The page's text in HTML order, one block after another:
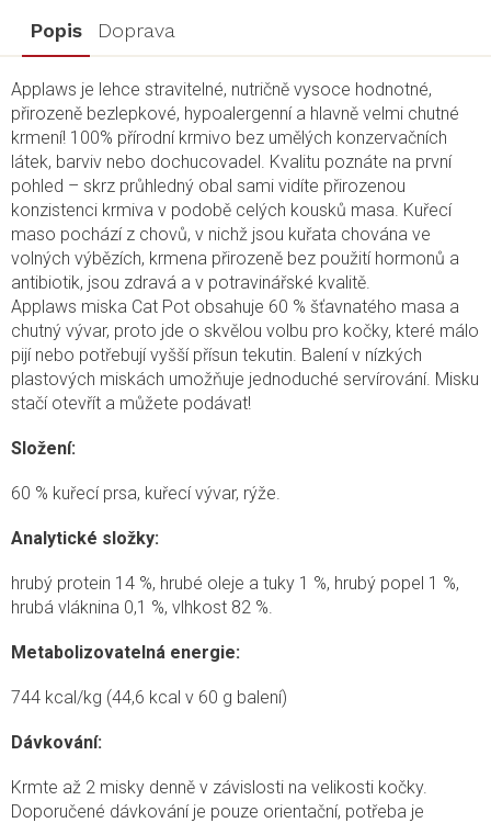
Popis Doprava
Applaws je lehce stravitelné, nutričně vysoce hodnotné,
přirozeně bezlepkové, hypoalergenní a hlavně velmi chutné
krmení! 100% přírodní krmivo bez umělých konzervačních
látek, barviv nebo dochucovadel. Kvalitu poznáte na první
pohled – skrz průhledný obal sami vidíte přirozenou
konzistenci krmiva v podobě celých kousků masa. Kuřecí
maso pochází z chovů, v nichž jsou kuřata chována ve
volných výbězích, krmena přirozeně bez použití hormonů a
antibiotik, jsou zdravá a v potravinářské kvalitě.
Applaws miska Cat Pot obsahuje 60 % šťavnatého masa a
chutný vývar, proto jde o skvělou volbu pro kočky, které málo
pijí nebo potřebují vyšší přísun tekutin. Balení v nízkých
plastových miskách umožňuje jednoduché servírování. Misku
stačí otevřít a můžete podávat!
Složení:
60 % kuřecí prsa, kuřecí vývar, rýže.
Analytické složky:
hrubý protein 14 %, hrubé oleje a tuky 1 %, hrubý popel 1 %,
hrubá vláknina 0,1 %, vlhkost 82 %.
Metabolizovatelná energie:
744 kcal/kg (44,6 kcal v 60 g balení)
Dávkování:
Krmte až 2 misky denně v závislosti na velikosti kočky.
Doporučené dávkování je pouze orientační, potřeba je